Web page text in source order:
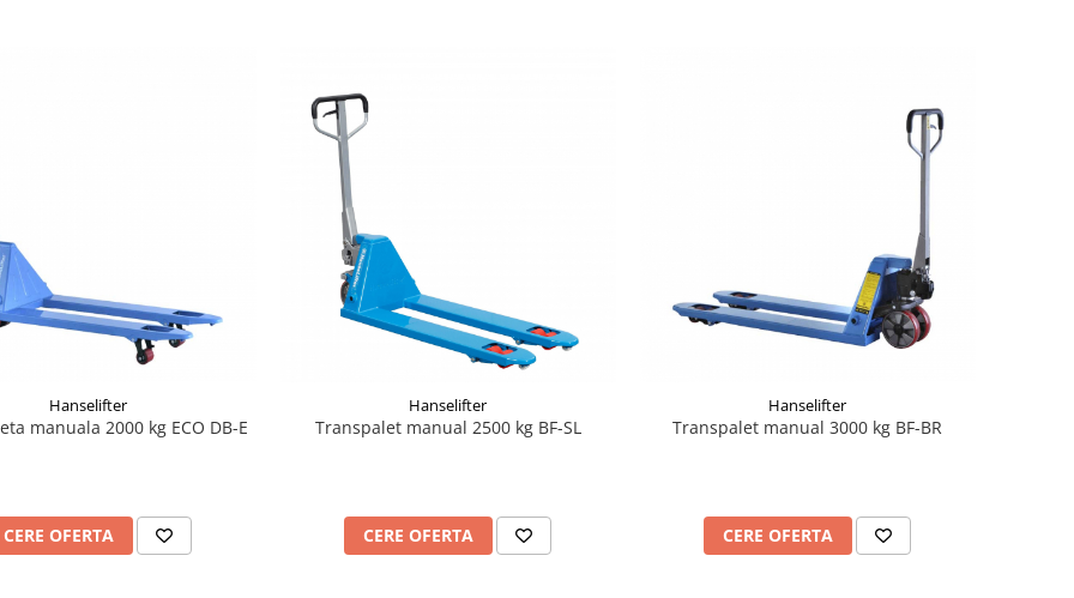
Hanselifter
manuala 2000 kg ECO DB-E
CERE OFERTA
Hanselifter
Transpalet manual 2500 kg BF-SL
CERE OFERTA
Hanselifter
Transpalet manual 3000 kg BF-BR
CERE OFERTA